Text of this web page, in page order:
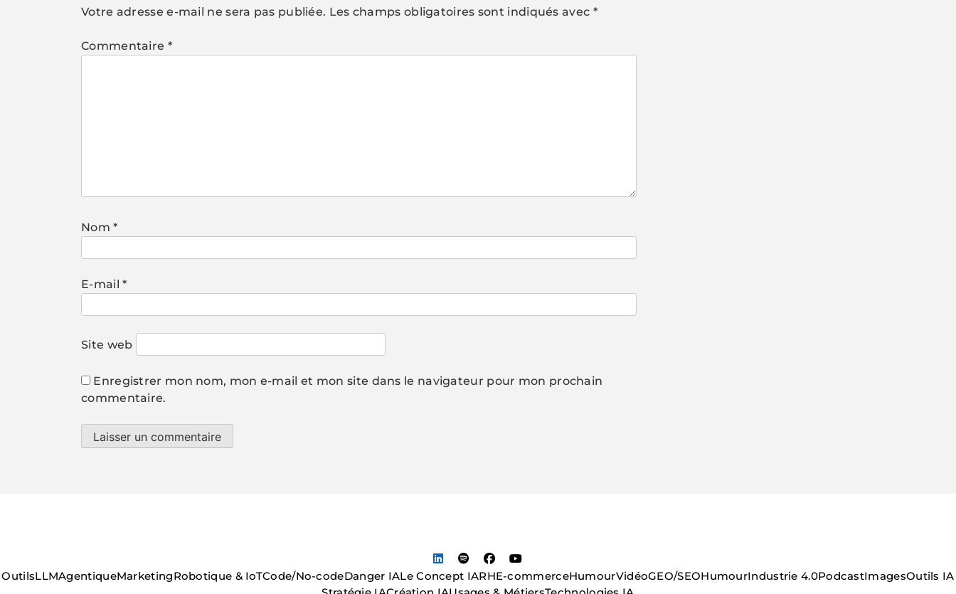
Votre adresse e-mail ne sera pas publiée. Les champs obligatoires sont indiqués avec *
Commentaire *
Nom*
E-mail*
Site web
Enregistrer mon nom, mon e-mail et mon site dans le navigateur pour mon prochain
commentaire.
OutilsLLMAgentiqueMarketingRobotique & IoTCode/No-codeDanger IALe Concept IARHE-commerceHumourVidéoGEO/SEOHumourIndustrie 4.0PodcastImagesOutils IA